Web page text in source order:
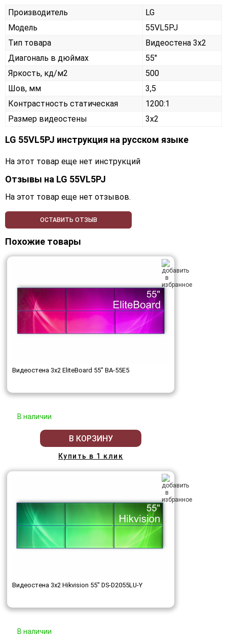
Производитель
LG
Модель
55VL5PJ
Тип товара
Видеостена 3х2
Диагональ в дюймах
55"
Яркость, кд/м2
500
Шов, мм
3,5
Контрастность статическая
1200:1
Размер видеостены
3x2
LG 55VL5PJ инструкция на русском языке
На этот товар еще нет инструкций
Отзывы на LG 55VL5PJ
На этот товар еще нет отзывов.
ОСТАВИТЬ ОТЗЫВ
Похожие товары
Видеостена 3x2 EliteBoard 55" BA-55E5
В наличии
В КОРЗИНУ
Купить в 1 клик
Видеостена 3x2 Hikvision 55" DS-D2055LU-Y
В наличии